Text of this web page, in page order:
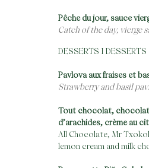
Pêche du jour, sauce
Catch of the day, vierge
DESSERTS I DESSERTS
Pavlova aux fraises et
Strawberry and basil
Tout chocolat, chocolat
d’arachides, crème au
All Chocolate, Mr
lemon cream and milk